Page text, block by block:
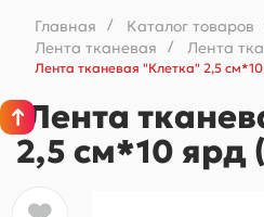
Главная / Каталог товаров
Лента тканевая / Лента
Лента тканевая "Клетка" 2,5
Лента
2,5 см*10 ярд